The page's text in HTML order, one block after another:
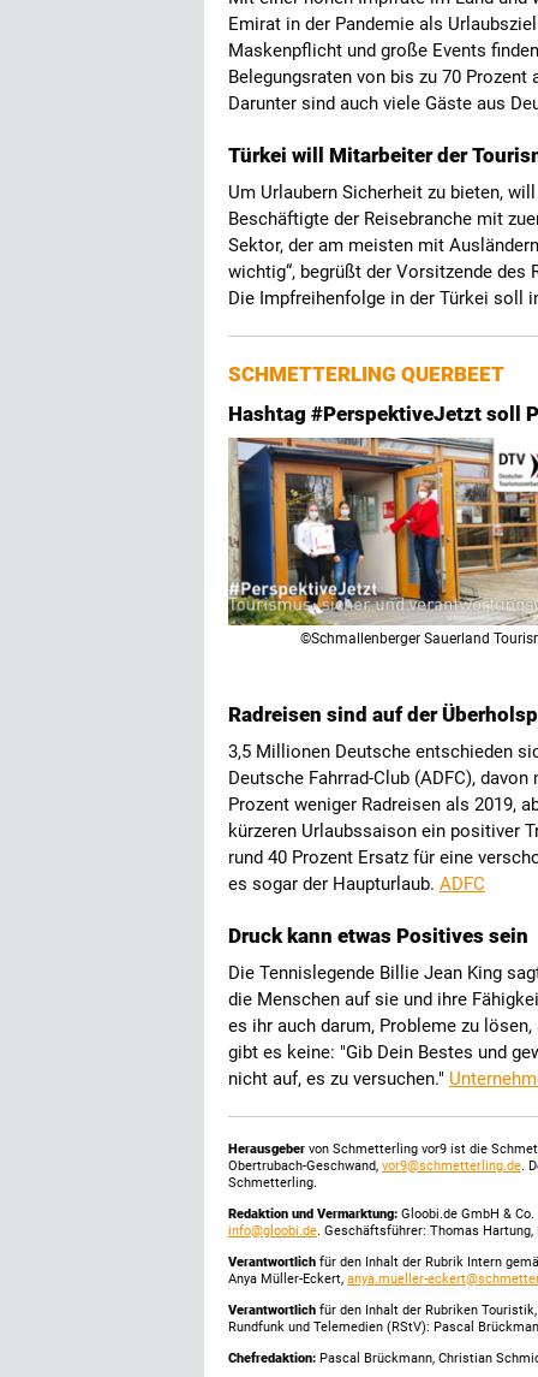
Emirat in der Pandemie als
Maskenpflicht und große Events
Belegungsraten von bis zu 70
Darunter sind auch viele Gäste aus
Türkei will Mitarbeiter der
Um Urlaubern Sicherheit zu bieten,
Beschäftigte der Reisebranche mit
Sektor, der am meisten mit
wichtig“, begrüßt der Vorsitzende des
Die Impfreihenfolge in der Türkei soll
SCHMETTERLING QUERBEET
Hashtag #PerspektiveJetzt soll
©Schmallenberger Sauerland
Radreisen sind auf der
3,5 Millionen Deutsche entschieden
Deutsche Fahrrad-Club (ADFC),
Prozent weniger Radreisen als 2019,
kürzeren Urlaubssaison ein positiver
rund 40 Prozent Ersatz für eine
es sogar der Haupturlaub. ADFC
Druck kann etwas Positives sein
Die Tennislegende Billie Jean King
die Menschen auf sie und ihre
es ihr auch darum, Probleme zu
gibt es keine: "Gib Dein Bestes und
nicht auf, es zu versuchen."
Herausgeber von Schmetterling vor9 ist die
Obertrubach-Geschwand, vor9@schmetterling.de.
Schmetterling.
Redaktion und Vermarktung: Gloobi.de GmbH &
info@gloobi.de. Geschäftsführer: Thomas
Verantwortlich für den Inhalt der Rubrik Intern
Anya Müller-Eckert, anya.mueller-
Verantwortlich für den Inhalt der Rubriken
Rundfunk und Telemedien (RStV): Pascal
Chefredaktion: Pascal Brückmann, Christian